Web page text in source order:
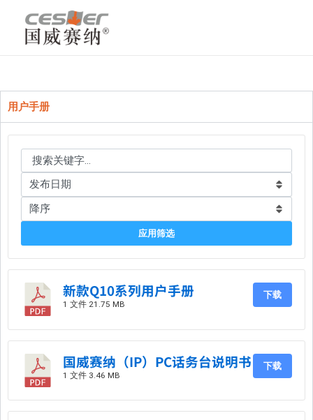
用户手册
应用筛选
新款Q10系列用户手册
1 文件 21.75 MB
下载
国威赛纳（IP）PC话务台说明书
1 文件 3.46 MB
下载